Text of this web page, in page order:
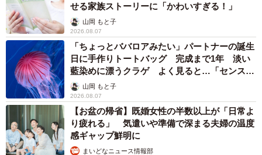
せる家族ストーリーに「かわいすぎる！」
山岡 もと子
2026.08.07
「ちょっとババロアみたい」パートナーの誕生
日に手作りトートバッグ 完成まで1年 淡い
藍染めに漂うクラゲ よく見ると…「センスす
ごい」山岡 もと子
2026.08.07
【お盆の帰省】既婚女性の半数以上が「日常よ
り疲れる」 気遣いや準備で深まる夫婦の温度
感ギャップ鮮明に
まいどなニュース情報部